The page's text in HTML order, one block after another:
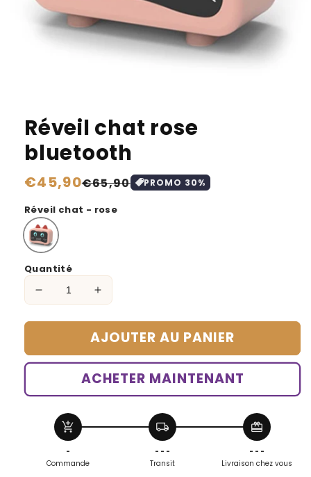
Réveil chat rose
bluetooth
Prix
habituel
€45,90
Prix
soldé
€65,90 PROMO 30%
Réveil chat - rose
Quantité
Réduire
quantité
Réveil
bluetooth
Augmenter
quantité
de
Réveil
rose
bluetooth
AJOUTER AU PANIER
ACHETER MAINTENANT
add_shopping_cart
-
Commande
local_shipping
- - -
Transit
redeem
- - -
Livraison chez vous